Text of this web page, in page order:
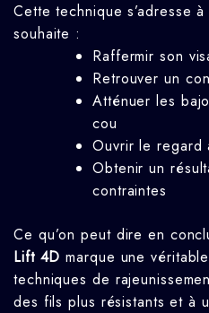
Cette technique s’adresse
souhaite :
Raffermir son
Retrouver un
Atténuer les
cou
Ouvrir le regard
Obtenir un
contraintes
Ce qu’on peut dire en
Lift 4D marque une
techniques de
des fils plus résistants et à